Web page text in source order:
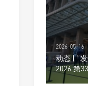
2026-05-16
动态 | “
2026 第